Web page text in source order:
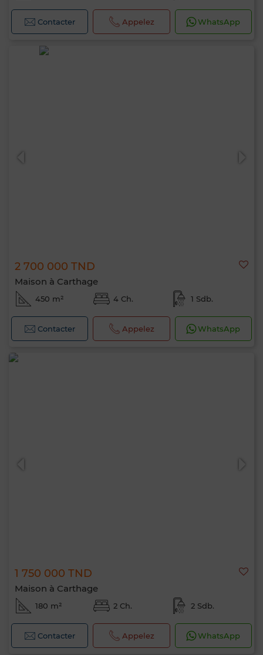
Contacter Appelez WhatsApp
2 700 000 TND
Maison à Carthage
450 m² 4 Ch. 1 Sdb.
Contacter Appelez WhatsApp
1 750 000 TND
Maison à Carthage
180 m² 2 Ch. 2 Sdb.
Contacter Appelez WhatsApp